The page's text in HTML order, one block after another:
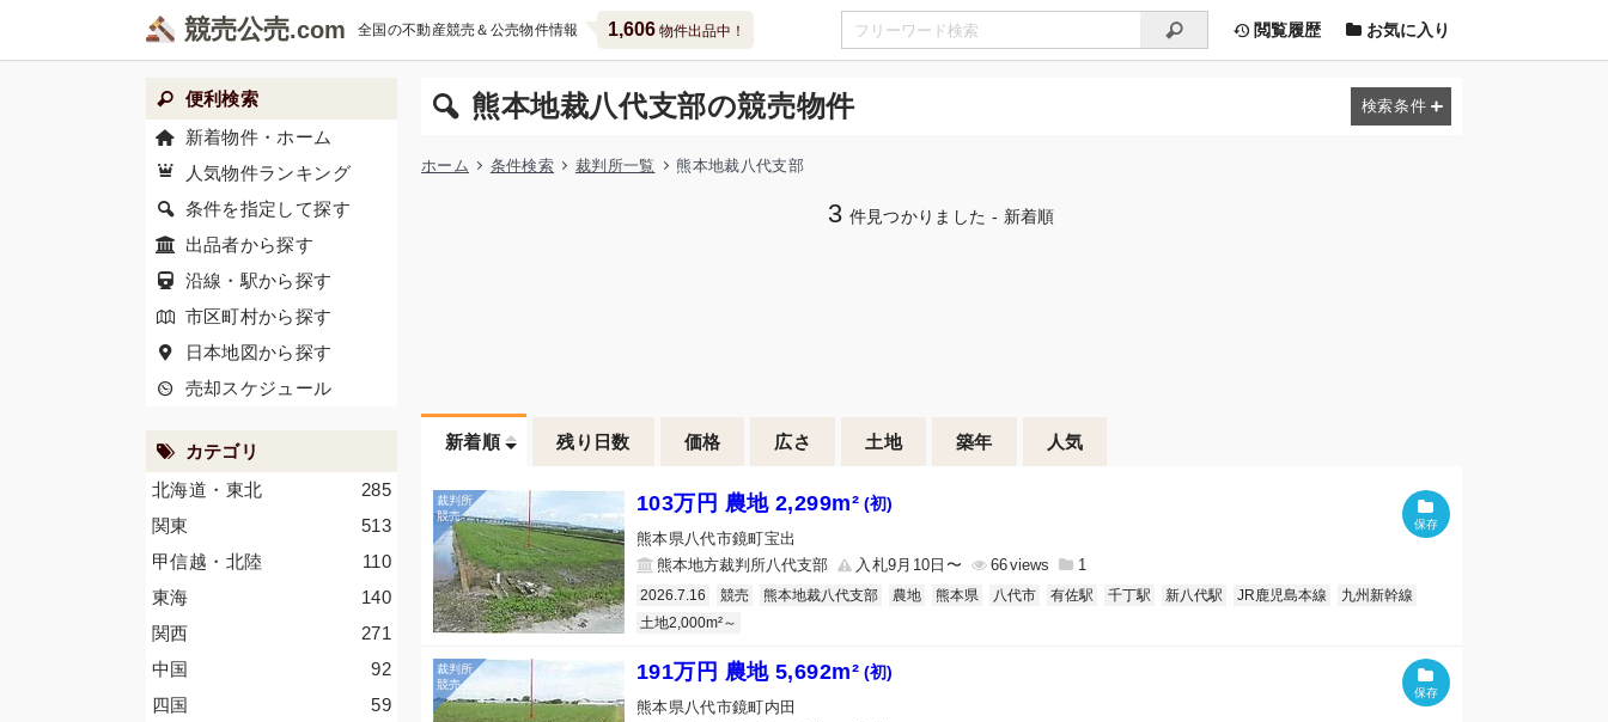
競売公売 全国の不動産競売＆公売物件情報 1,606物件出品中！ 閲覧履歴 お気に入り
熊本地裁八代支部の競売物件
ホーム 条件検索 裁判所一覧 熊本地裁八代支部
3 件見つかりました - 新着順
新着順 残り日数 価格 広さ 土地 築年 人気
103万円 農地 2,299m² (初)
熊本県八代市鏡町宝出
熊本地方裁判所八代支部
入札9月10日〜 66 1
2026.7.16 競売 熊本地裁八代支部 農地 熊本県 八代市 有佐駅 千丁駅 新八代駅 JR鹿児島本線
九州新幹線
土地2,000m²～
191万円 農地 5,692m² (初)
熊本県八代市鏡町内田
便利検索
新着物件・ホーム
人気物件ランキング
条件を指定して探す
出品者から探す
沿線・駅から探す
市区町村から探す
日本地図から探す
売却スケジュール
カテゴリ
285
北海道・東北
513
関東
110
甲信越・北陸
140
東海
271
関西
92
中国
59
四国